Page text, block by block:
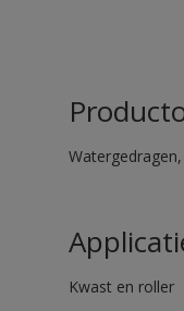
Kwast en roller